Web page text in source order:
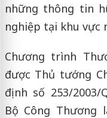
những thông tin
nghiệp tại khu vực
Chương trình
được Thủ tướng
định số 253/2003/
Bộ Công